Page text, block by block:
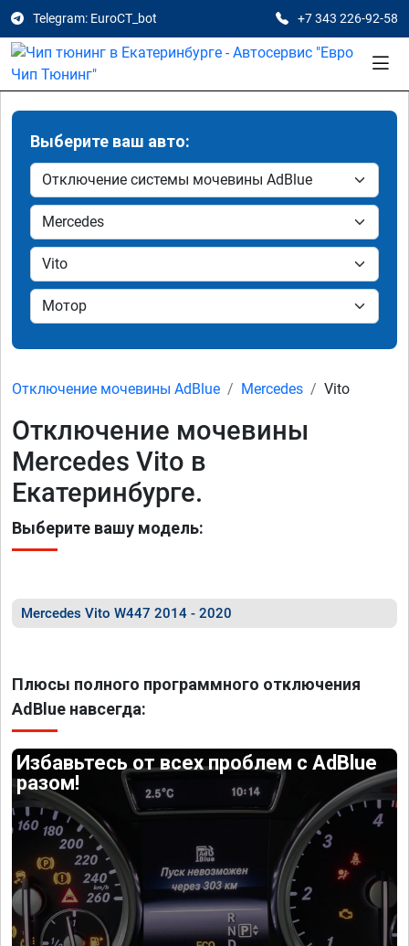
Telegram: EuroCT_bot +7 343 226-92-58
Выберите ваш авто:
Отключение мочевины AdBlue Mercedes Vito
Отключение мочевины
Mercedes Vito в
Екатеринбурге.
Выберите вашу модель:
Mercedes Vito W447 2014 - 2020
Плюсы полного программного отключения
AdBlue навсегда:
Избавьтесь от всех проблем с AdBlue
разом!